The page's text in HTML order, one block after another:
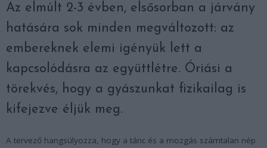
Az elmúlt 2-3 évben, elsősorban a járvány
hatására sok minden megváltozott: az
embereknek elemi igényük lett a
kapcsolódásra az együttlétre. Óriási a
törekvés, hogy a gyászunkat fizikailag is
kifejezve éljük meg.
A tervező hangsúlyozza, hogy a tánc és a mozgás számtalan nép